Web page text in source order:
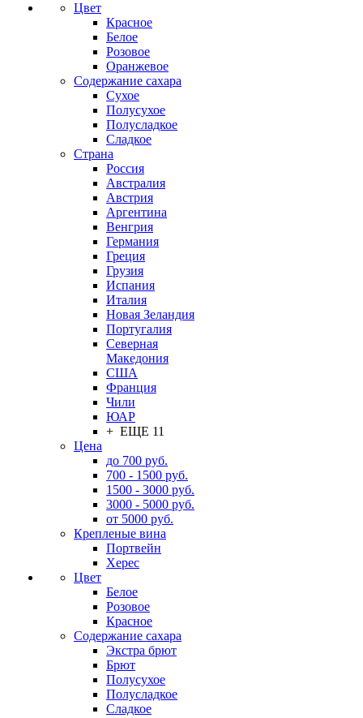
Цвет
Красное
Белое
Розовое
Оранжевое
Содержание сахара
Сухое
Полусухое
Полусладкое
Сладкое
Страна
Россия
Австралия
Австрия
Аргентина
Венгрия
Германия
Греция
Грузия
Испания
Италия
Новая Зеландия
Португалия
Северная
Македония
США
Франция
Чили
ЮАР
+ ЕЩЕ 11
Цена
до 700 руб.
700 - 1500 руб.
1500 - 3000 руб.
3000 - 5000 руб.
от 5000 руб.
Крепленые вина
Портвейн
Херес
Цвет
Белое
Розовое
Красное
Содержание сахара
Экстра брют
Брют
Полусухое
Полусладкое
Сладкое